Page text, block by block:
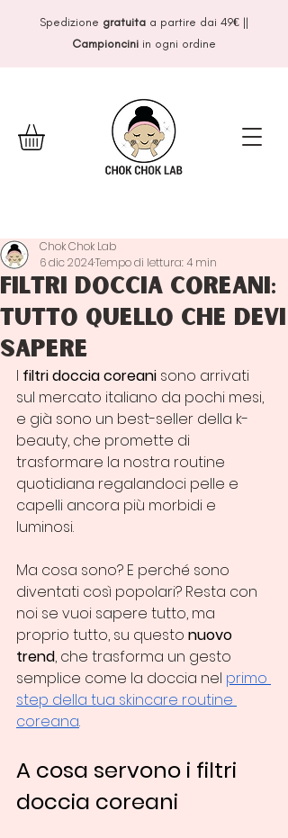
Spedizione gratuitaa partire dai 49€||
Campioncini in ogni ordine
Filtri doccia coreani:
tutto quello che devi
sapere
Chok Chok Lab
6 dic 2024Tempo di lettura: 4 min
I filtri doccia coreani sono arrivati
sul mercato italiano da pochi mesi,
e già sono un best-seller della k-
beauty, che promette di
trasformare la nostra routine
quotidiana regalandoci pelle e
capelli ancora più morbidi e
luminosi.
Ma cosa sono? E perché sono
diventati così popolari? Resta con
noi se vuoi sapere tutto, ma
proprio tutto, su questo nuovo
trend, che trasforma un gesto
semplice come la doccia nel primo
step della tua skincare routine
coreana.
A cosa servono i filtri
doccia coreani